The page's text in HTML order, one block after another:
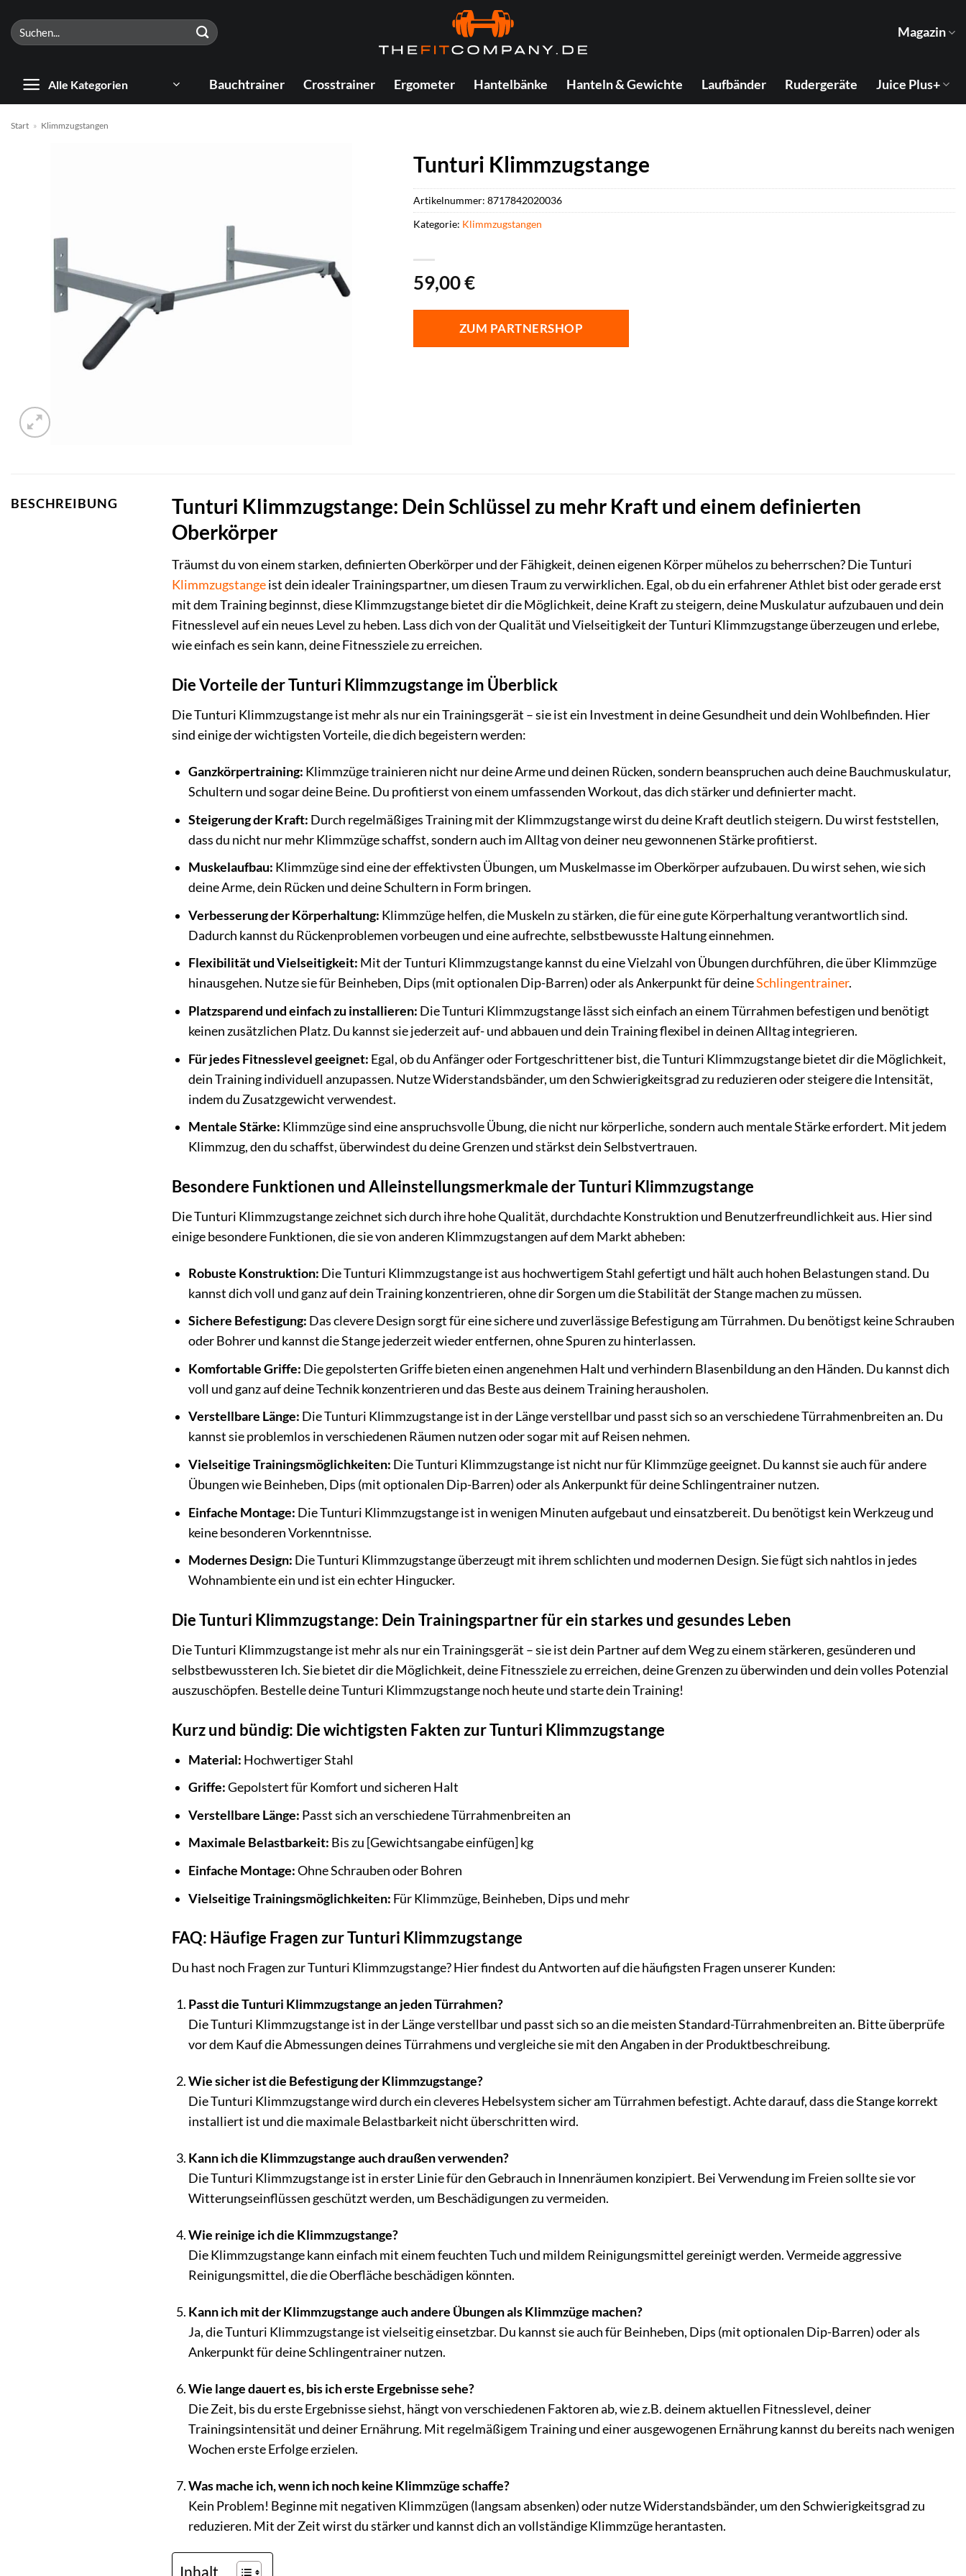
Inhalt
springen
Suchen
nach:
Magazin
Alle Kategorien Bauchtrainer Crosstrainer Ergometer Hantelbänke Hanteln & Gewichte Laufbänder Rudergeräte Juice Plus+
Start » Klimmzugstangen
Tunturi Klimmzugstange
59,00€
ZUM PARTNERSHOP
Artikelnummer: 8717842020036
Kategorie: Klimmzugstangen
BESCHREIBUNG
Tunturi Klimmzugstange: Dein Schlüssel zu mehr Kraft und einem definierten
Oberkörper
Träumst du von einem starken, definierten Oberkörper und der Fähigkeit, deinen eigenen Körper mühelos zu beherrschen? Die Tunturi
Klimmzugstangeist dein idealer Trainingspartner, um diesen Traum zu verwirklichen. Egal, ob du ein erfahrener Athlet bist oder gerade erst
mit dem Training beginnst, diese Klimmzugstange bietet dir die Möglichkeit, deine Kraft zu steigern, deine Muskulatur aufzubauen und dein
Fitnesslevel auf ein neues Level zu heben. Lass dich von der Qualität und Vielseitigkeit der Tunturi Klimmzugstange überzeugen und erlebe,
wie einfach es sein kann, deine Fitnessziele zu erreichen.
Die Vorteile der Tunturi Klimmzugstange im Überblick
Die Tunturi Klimmzugstange ist mehr als nur ein Trainingsgerät – sie ist ein Investment in deine Gesundheit und dein Wohlbefinden. Hier
sind einige der wichtigsten Vorteile, die dich begeistern werden:
Ganzkörpertraining: Klimmzüge trainieren nicht nur deine Arme und deinen Rücken, sondern beanspruchen auch deine Bauchmuskulatur,
Schultern und sogar deine Beine. Du profitierst von einem umfassenden Workout, das dich stärker und definierter macht.
Steigerung der Kraft: Durch regelmäßiges Training mit der Klimmzugstange wirst du deine Kraft deutlich steigern. Du wirst feststellen,
dass du nicht nur mehr Klimmzüge schaffst, sondern auch im Alltag von deiner neu gewonnenen Stärke profitierst.
Muskelaufbau: Klimmzüge sind eine der effektivsten Übungen, um Muskelmasse im Oberkörper aufzubauen. Du wirst sehen, wie sich
deine Arme, dein Rücken und deine Schultern in Form bringen.
Verbesserung der Körperhaltung: Klimmzüge helfen, die Muskeln zu stärken, die für eine gute Körperhaltung verantwortlich sind.
Dadurch kannst du Rückenproblemen vorbeugen und eine aufrechte, selbstbewusste Haltung einnehmen.
Flexibilität und Vielseitigkeit: Mit der Tunturi Klimmzugstange kannst du eine Vielzahl von Übungen durchführen, die über Klimmzüge
hinausgehen. Nutze sie für Beinheben, Dips (mit optionalen Dip-Barren) oder als Ankerpunkt für deineSchlingentrainer.
Platzsparend und einfach zu installieren: Die Tunturi Klimmzugstange lässt sich einfach an einem Türrahmen befestigen und benötigt
keinen zusätzlichen Platz. Du kannst sie jederzeit auf- und abbauen und dein Training flexibel in deinen Alltag integrieren.
Für jedes Fitnesslevel geeignet: Egal, ob du Anfänger oder Fortgeschrittener bist, die Tunturi Klimmzugstange bietet dir die Möglichkeit,
dein Training individuell anzupassen. Nutze Widerstandsbänder, um den Schwierigkeitsgrad zu reduzieren oder steigere die Intensität,
indem du Zusatzgewicht verwendest.
Mentale Stärke: Klimmzüge sind eine anspruchsvolle Übung, die nicht nur körperliche, sondern auch mentale Stärke erfordert. Mit jedem
Klimmzug, den du schaffst, überwindest du deine Grenzen und stärkst dein Selbstvertrauen.
Besondere Funktionen und Alleinstellungsmerkmale der Tunturi Klimmzugstange
Die Tunturi Klimmzugstange zeichnet sich durch ihre hohe Qualität, durchdachte Konstruktion und Benutzerfreundlichkeit aus. Hier sind
einige besondere Funktionen, die sie von anderen Klimmzugstangen auf dem Markt abheben:
Robuste Konstruktion: Die Tunturi Klimmzugstange ist aus hochwertigem Stahl gefertigt und hält auch hohen Belastungen stand. Du
kannst dich voll und ganz auf dein Training konzentrieren, ohne dir Sorgen um die Stabilität der Stange machen zu müssen.
Sichere Befestigung: Das clevere Design sorgt für eine sichere und zuverlässige Befestigung am Türrahmen. Du benötigst keine Schrauben
oder Bohrer und kannst die Stange jederzeit wieder entfernen, ohne Spuren zu hinterlassen.
Komfortable Griffe: Die gepolsterten Griffe bieten einen angenehmen Halt und verhindern Blasenbildung an den Händen. Du kannst dich
voll und ganz auf deine Technik konzentrieren und das Beste aus deinem Training herausholen.
Verstellbare Länge: Die Tunturi Klimmzugstange ist in der Länge verstellbar und passt sich so an verschiedene Türrahmenbreiten an. Du
kannst sie problemlos in verschiedenen Räumen nutzen oder sogar mit auf Reisen nehmen.
Vielseitige Trainingsmöglichkeiten: Die Tunturi Klimmzugstange ist nicht nur für Klimmzüge geeignet. Du kannst sie auch für andere
Übungen wie Beinheben, Dips (mit optionalen Dip-Barren) oder als Ankerpunkt für deine Schlingentrainer nutzen.
Einfache Montage: Die Tunturi Klimmzugstange ist in wenigen Minuten aufgebaut und einsatzbereit. Du benötigst kein Werkzeug und
keine besonderen Vorkenntnisse.
Modernes Design: Die Tunturi Klimmzugstange überzeugt mit ihrem schlichten und modernen Design. Sie fügt sich nahtlos in jedes
Wohnambiente ein und ist ein echter Hingucker.
Die Tunturi Klimmzugstange: Dein Trainingspartner für ein starkes und gesundes Leben
Die Tunturi Klimmzugstange ist mehr als nur ein Trainingsgerät – sie ist dein Partner auf dem Weg zu einem stärkeren, gesünderen und
selbstbewussteren Ich. Sie bietet dir die Möglichkeit, deine Fitnessziele zu erreichen, deine Grenzen zu überwinden und dein volles Potenzial
auszuschöpfen. Bestelle deine Tunturi Klimmzugstange noch heute und starte dein Training!
Kurz und bündig: Die wichtigsten Fakten zur Tunturi Klimmzugstange
Material: Hochwertiger Stahl
Griffe:Gepolstert für Komfort und sicheren Halt
Verstellbare Länge: Passt sich an verschiedene Türrahmenbreiten an
Maximale Belastbarkeit: Bis zu [Gewichtsangabe einfügen] kg
Einfache Montage:Ohne Schrauben oder Bohren
Vielseitige Trainingsmöglichkeiten: Für Klimmzüge, Beinheben, Dips und mehr
FAQ: Häufige Fragen zur Tunturi Klimmzugstange
Du hast noch Fragen zur Tunturi Klimmzugstange? Hier findest du Antworten auf die häufigsten Fragen unserer Kunden:
Passt die Tunturi Klimmzugstange an jeden Türrahmen?
Die Tunturi Klimmzugstange ist in der Länge verstellbar und passt sich so an die meisten Standard-Türrahmenbreiten an. Bitte überprüfe
vor dem Kauf die Abmessungen deines Türrahmens und vergleiche sie mit den Angaben in der Produktbeschreibung.
Wie sicher ist die Befestigung der Klimmzugstange?
Die Tunturi Klimmzugstange wird durch ein cleveres Hebelsystem sicher am Türrahmen befestigt. Achte darauf, dass die Stange korrekt
installiert ist und die maximale Belastbarkeit nicht überschritten wird.
Kann ich die Klimmzugstange auch draußen verwenden?
Die Tunturi Klimmzugstange ist in erster Linie für den Gebrauch in Innenräumen konzipiert. Bei Verwendung im Freien sollte sie vor
Witterungseinflüssen geschützt werden, um Beschädigungen zu vermeiden.
Wie reinige ich die Klimmzugstange?
Die Klimmzugstange kann einfach mit einem feuchten Tuch und mildem Reinigungsmittel gereinigt werden. Vermeide aggressive
Reinigungsmittel, die die Oberfläche beschädigen könnten.
Kann ich mit der Klimmzugstange auch andere Übungen als Klimmzüge machen?
Ja, die Tunturi Klimmzugstange ist vielseitig einsetzbar. Du kannst sie auch für Beinheben, Dips (mit optionalen Dip-Barren) oder als
Ankerpunkt für deine Schlingentrainer nutzen.
Wie lange dauert es, bis ich erste Ergebnisse sehe?
Die Zeit, bis du erste Ergebnisse siehst, hängt von verschiedenen Faktoren ab, wie z.B. deinem aktuellen Fitnesslevel, deiner
Trainingsintensität und deiner Ernährung. Mit regelmäßigem Training und einer ausgewogenen Ernährung kannst du bereits nach wenigen
Wochen erste Erfolge erzielen.
Was mache ich, wenn ich noch keine Klimmzüge schaffe?
Kein Problem! Beginne mit negativen Klimmzügen (langsam absenken) oder nutze Widerstandsbänder, um den Schwierigkeitsgrad zu
reduzieren. Mit der Zeit wirst du stärker und kannst dich an vollständige Klimmzüge herantasten.
Inhalt